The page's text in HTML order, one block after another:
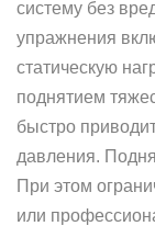
систему без
упражнения
статическую
поднятием
быстро
давления.
При этом
или